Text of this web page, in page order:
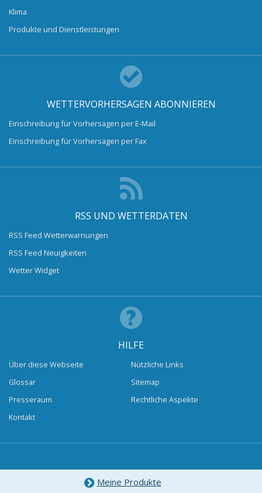
Klima
Produkte und Dienstleistungen
WETTERVORHERSAGEN ABONNIEREN
Einschreibung für Vorhersagen per E-Mail
Einschreibung für Vorhersagen per Fax
RSS UND WETTERDATEN
RSS Feed Wetterwarnungen
RSS Feed Neuigkeiten
Wetter Widget
HILFE
Über diese Webseite
Glossar
Presseraum
Kontakt
Nützliche Links
Sitemap
Rechtliche Aspekte
Meine Produkte